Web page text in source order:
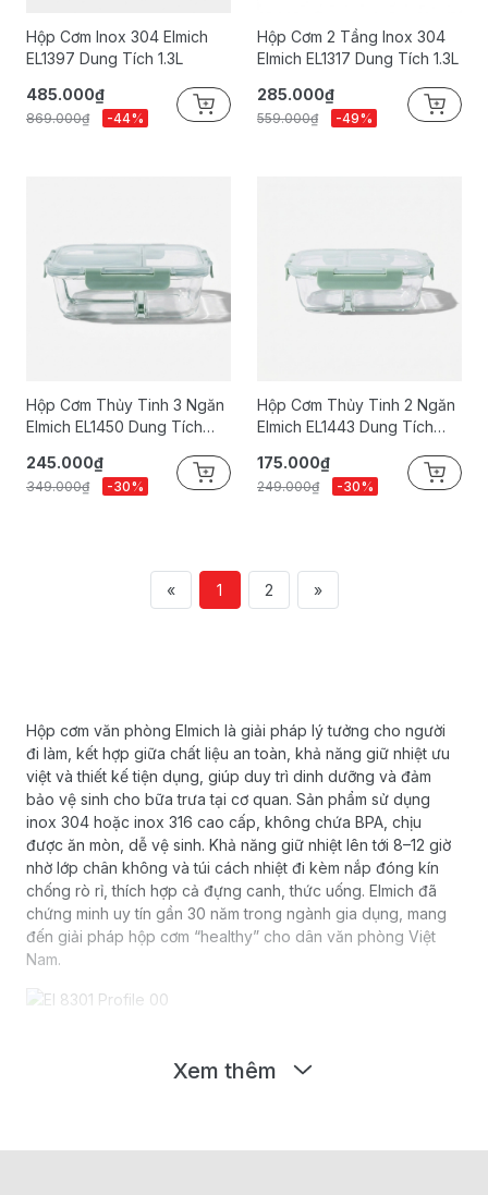
Hộp Cơm Inox 304 Elmich
EL1397 Dung Tích 1.3L
485.000₫
869.000₫ -44%
Hộp Cơm 2 Tầng Inox 304
Elmich EL1317 Dung Tích 1.3L
285.000₫
559.000₫ -49%
Hộp Cơm Thủy Tinh 3 Ngăn
Elmich EL1450 Dung Tích
245.000₫
349.000₫ -30%
Hộp Cơm Thủy Tinh 2 Ngăn
Elmich EL1443 Dung Tích
175.000₫
249.000₫ -30%
« 1 2 »
Hộp cơm văn phòng Elmich là giải pháp lý tưởng cho người
đi làm, kết hợp giữa chất liệu an toàn, khả năng giữ nhiệt ưu
việt và thiết kế tiện dụng, giúp duy trì dinh dưỡng và đảm
bảo vệ sinh cho bữa trưa tại cơ quan. Sản phẩm sử dụng
inox 304 hoặc inox 316 cao cấp, không chứa BPA, chịu
được ăn mòn, dễ vệ sinh. Khả năng giữ nhiệt lên tới 8–12 giờ
nhờ lớp chân không và túi cách nhiệt đi kèm nắp đóng kín
chống rò rỉ, thích hợp cả đựng canh, thức uống. Elmich đã
chứng minh uy tín gần 30 năm trong ngành gia dụng, mang
đến giải pháp hộp cơm “healthy” cho dân văn phòng Việt
Nam.
Xem thêm